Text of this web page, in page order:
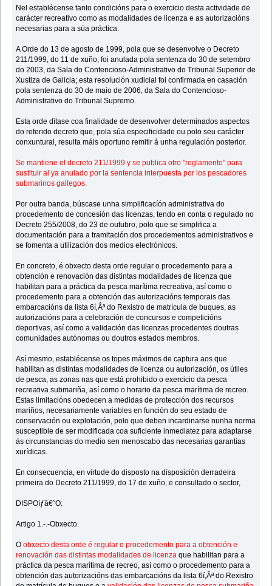
Nel establécense tanto condicións para o exercicio desta actividade de
carácter recreativo como as modalidades de licenza e as autorizacións
necesarias para a súa práctica.
A Orde do 13 de agosto de 1999, pola que se desenvolve o Decreto
211/1999, do 11 de xuño, foi anulada pola sentenza do 30 de setembro
do 2003, da Sala do Contencioso-Administrativo do Tribunal Superior de
Xustiza de Galicia; esta resolución xudicial foi confirmada en casación
pola sentenza do 30 de maio de 2006, da Sala do Contencioso-
Administrativo do Tribunal Supremo.
Esta orde dítase coa finalidade de desenvolver determinados aspectos
do referido decreto que, pola súa especificidade ou polo seu carácter
conxuntural, resulta máis oportuno remitir á unha regulación posterior.
Se mantiene el decreto 211/1999 y se publica otro "reglamento" para
sustituir al ya anulado por la sentencia interpuesta por los pescadores
submarinos gallegos.
Por outra banda, búscase unha simplificacíón administrativa do
procedemento de concesión das licenzas, tendo en conta o regulado no
Decreto 255/2008, do 23 de outubro, polo que se simplifica a
documentación para a tramitación dos procedementos administrativos e
se fomenta a utilización dos medios electrónicos.
En concreto, é obxecto desta orde regular o procedemento para a
obtención e renovación das distintas modalidades de licenza que
habilitan para a práctica da pesca marítima recreativa, así como o
procedemento para a obtención das autorizacións temporais das
embarcacións da lista 6í‚Âª do Rexistro de matrícula de buques, as
autorizacións para a celebración de concursos e competicións
deportivas, así como a validación das licenzas procedentes doutras
comunidades autónomas ou doutros estados membros.
Así mesmo, establécense os topes máximos de captura aos que
habilitan as distintas modalidades de licenza ou autorización, os útiles
de pesca, as zonas nas que está prohibido o exercicio da pesca
recreativa submariña, así como o horario da pesca marítima de recreo.
Estas limitacións obedecen a medidas de protección dos recursos
mariños, necesariamente variables en función do seu estado de
conservación ou explotación, polo que deben incardinarse nunha norma
susceptible de ser modificada coa suficiente inmediatez para adaptarse
ás circunstancias do medio sen menoscabo das necesarias garantías
xurídicas.
En consecuencia, en virtude do disposto na disposición derradeira
primeira do Decreto 211/1999, do 17 de xuño, e consultado o sector,
DISPOíƒâ€˜O:
Artigo 1.-.-Obxecto.
Oobxecto desta orde é regular o procedemento para a obtención e
renovación das distintas modalidades de licenza que habilitan para a
práctica da pesca marítima de recreo, así como o procedemento para a
obtención das autorizacións das embarcacións da lista 6í‚Âª do Rexistro